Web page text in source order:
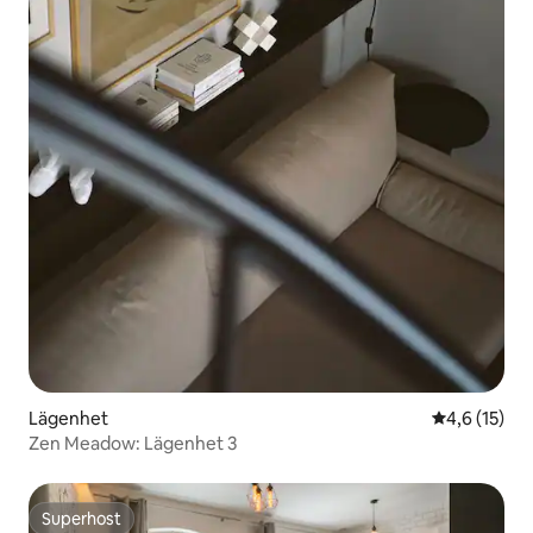
Lägenhet 4,6 av 5 i
4,6 (15)
Zen Meadow: Lägenhet 3
Superhost